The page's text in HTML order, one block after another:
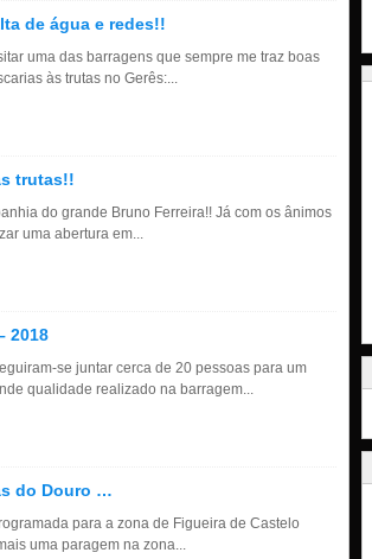
de água e redes!!
uma das barragens que sempre me traz boas
às trutas no Gerês:...
trutas!!
do grande Bruno Ferreira!! Já com os ânimos
uma abertura em...
2018
se juntar cerca de 20 pessoas para um
qualidade realizado na barragem...
do Douro …
para a zona de Figueira de Castelo
uma paragem na zona...